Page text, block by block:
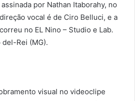
por Nathan Itaborahy, no
vocal é de Ciro Belluci, e a
no EL Nino – Studio e Lab.
Rei (MG).
visual no videoclipe